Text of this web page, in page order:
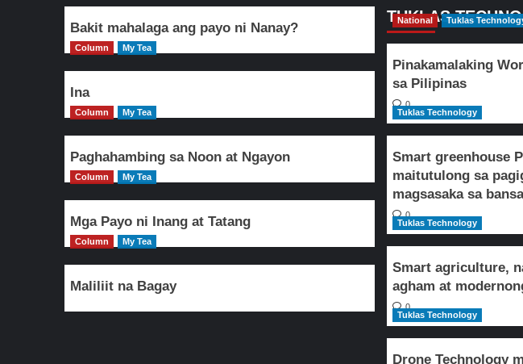
Bakit mahalaga ang payo ni Nanay?
Column My Tea
Ina
Column My Tea
Paghahambing sa Noon at Ngayon
Column My Tea
Mga Payo ni Inang at Tatang
Column My Tea
Maliliit na Bagay
TUKLAS
National Tuklas
Pinakamalaking
sa Pilipinas
0
Tuklas Technology
Smart greenhouse
maitutulong sa
magsasaka sa bansa
0
Tuklas Technology
Smart agriculture,
agham at
0
Tuklas Technology
Drone Technology